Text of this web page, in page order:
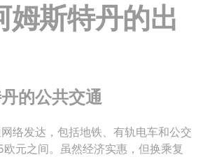
姆斯特丹的出
的公共交通
络发达，包括地铁、有轨电车和公交
元之间。虽然经济实惠，但换乘复